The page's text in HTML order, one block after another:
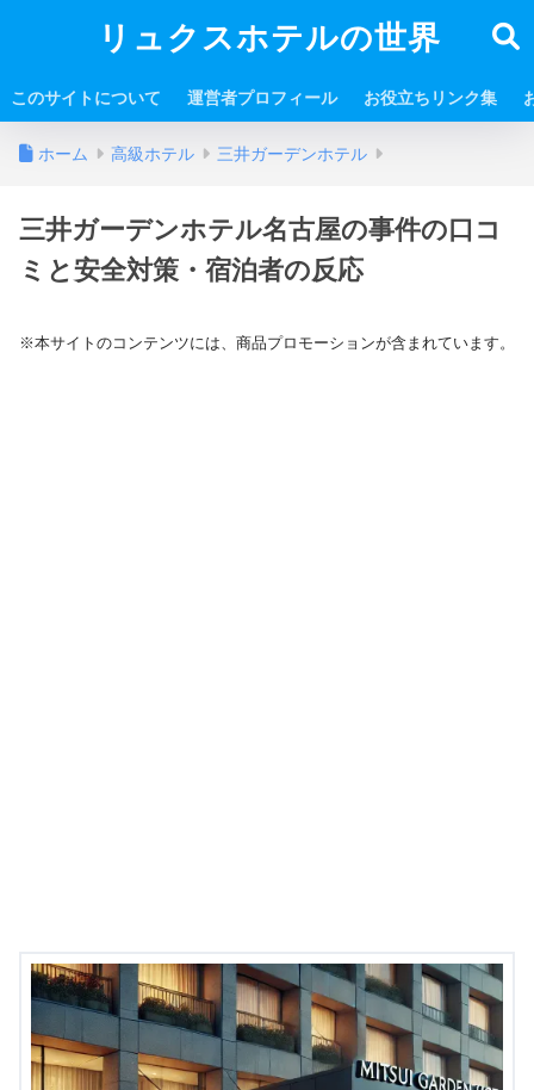
リュクスホテルの世界
このサイトについて 運営者プロフィール お役立ちリンク集
ホーム 高級ホテル 三井ガーデンホテル
三井ガーデンホテル名古屋の事件の口コ
ミと安全対策・宿泊者の反応
※本サイトのコンテンツには、商品プロモーションが含まれています。